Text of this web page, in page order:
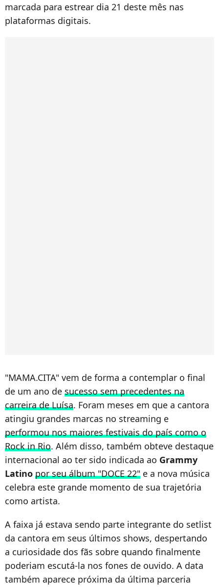
marcada para estrear dia 21 deste mês nas
plataformas digitais.
"MAMA.CITA" vem de forma a contemplar o final
de um ano de sucesso sem precedentes na
carreira de Luísa. Foram meses em que a cantora
atingiu grandes marcas no streaming e
performou nos maiores festivais do país como o
Rock in Rio. Além disso, também obteve destaque
internacional ao ter sido indicada ao Grammy
Latino por seu álbum "DOCE 22" e a nova música
celebra este grande momento de sua trajetória
como artista.
A faixa já estava sendo parte integrante do setlist
da cantora em seus últimos shows, despertando
a curiosidade dos fãs sobre quando finalmente
poderiam escutá-la nos fones de ouvido. A data
também aparece próxima da última parceria